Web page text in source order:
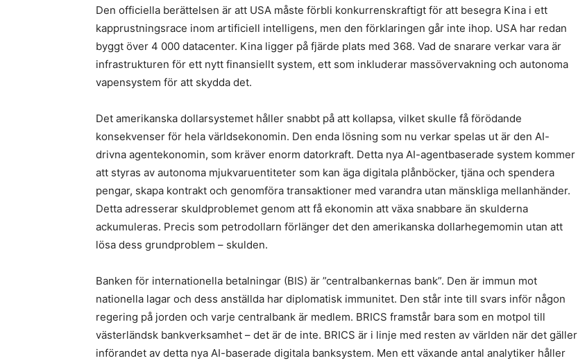
Den officiella berättelsen är att USA måste förbli konkurrenskraftigt för att besegra Kina i ett
kapprustningsrace inom artificiell intelligens, men den förklaringen går inte ihop. USA har redan
byggt över 4 000 datacenter. Kina ligger på fjärde plats med 368. Vad de snarare verkar vara är
infrastrukturen för ett nytt finansiellt system, ett som inkluderar massövervakning och autonoma
vapensystem för att skydda det.
Det amerikanska dollarsystemet håller snabbt på att kollapsa, vilket skulle få förödande
konsekvenser för hela världsekonomin. Den enda lösning som nu verkar spelas ut är den AI-
drivna agentekonomin, som kräver enorm datorkraft. Detta nya AI-agentbaserade system kommer
att styras av autonoma mjukvaruentiteter som kan äga digitala plånböcker, tjäna och spendera
pengar, skapa kontrakt och genomföra transaktioner med varandra utan mänskliga mellanhänder.
Detta adresserar skuldproblemet genom att få ekonomin att växa snabbare än skulderna
ackumuleras. Precis som petrodollarn förlänger det den amerikanska dollarhegemomin utan att
lösa dess grundproblem – skulden.
Banken för internationella betalningar (BIS) är ”centralbankernas bank”. Den är immun mot
nationella lagar och dess anställda har diplomatisk immunitet. Den står inte till svars inför någon
regering på jorden och varje centralbank är medlem. BRICS framstår bara som en motpol till
västerländsk bankverksamhet – det är de inte. BRICS är i linje med resten av världen när det gäller
införandet av detta nya AI-baserade digitala banksystem. Men ett växande antal analytiker håller